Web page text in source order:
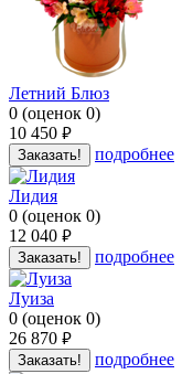
Летний Блюз
0 (оценок 0)
10 450 руб.
Заказать! подробнее
Лидия
0 (оценок 0)
12 040 руб.
Заказать! подробнее
Луиза
0 (оценок 0)
26 870 руб.
Заказать! подробнее